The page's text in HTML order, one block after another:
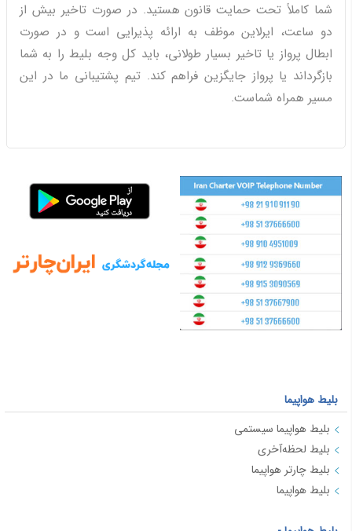
شما کاملاً تحت حمایت قانون هستید. در صورت تاخیر بیش از
دو ساعت، ایرلاین موظف به ارائه پذیرایی است و در صورت
ابطال پرواز یا تاخیر بسیار طولانی، باید کل وجه بلیط را به شما
بازگرداند یا پرواز جایگزین فراهم کند. تیم پشتیبانی ما در این
مسیر همراه شماست.
بلیط هواپیما
بلیط هواپیما سیستمی
بلیط لحظه‌آخری
بلیط چارتر هواپیما
بلیط هواپیما